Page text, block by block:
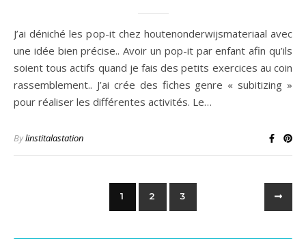
J’ai déniché les pop-it chez houtenonderwijsmateriaal avec
une idée bien précise.. Avoir un pop-it par enfant afin qu’ils
soient tous actifs quand je fais des petits exercices au coin
rassemblement.. J’ai crée des fiches genre « subitizing »
pour réaliser les différentes activités. Le…
Bylinstitalastation
1 2 3